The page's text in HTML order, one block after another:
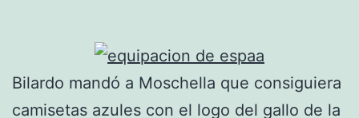
Bilardo mandó a Moschella que consiguiera
camisetas azules con el logo del gallo de la